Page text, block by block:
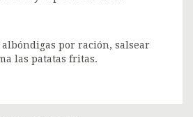
albóndigas por ración, salsear
las patatas fritas.